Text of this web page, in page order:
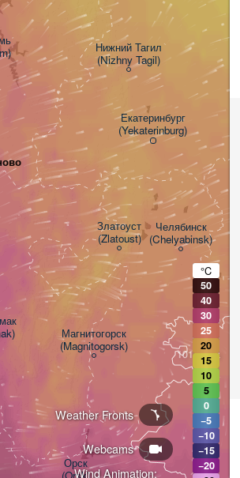
Wind Animation:
Webcams
Weather Fronts
Екатеринбург
(Yekaterinburg)
Нижний Тагил
(Nizhny Tagil)
Челябинск
(Chelyabinsk)
Орск
Златоуст
(Zlatoust)
Магнитогорск
(Magnitogorsk)
H
°C
50
40
30
25
20
15
10
5
0
−5
−10
−15
−20